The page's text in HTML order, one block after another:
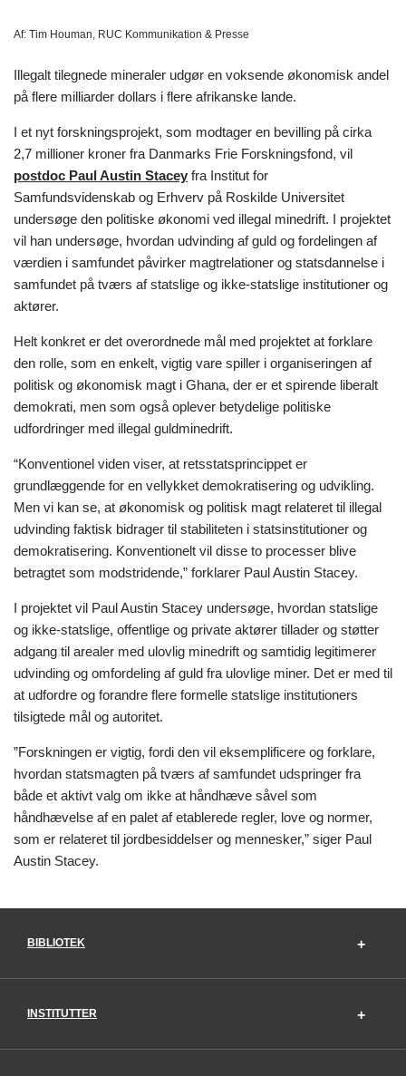
Af: Tim Houman, RUC Kommunikation & Presse
Illegalt tilegnede mineraler udgør en voksende økonomisk andel
på flere milliarder dollars i flere afrikanske lande.
I et nyt forskningsprojekt, som modtager en bevilling på cirka
2,7 millioner kroner fra Danmarks Frie Forskningsfond, vil
postdoc Paul Austin Stacey fra Institut for
Samfundsvidenskab og Erhverv på Roskilde Universitet
undersøge den politiske økonomi ved illegal minedrift. I projektet
vil han undersøge, hvordan udvinding af guld og fordelingen af
værdien i samfundet påvirker magtrelationer og statsdannelse i
samfundet på tværs af statslige og ikke-statslige institutioner og
aktører.
Helt konkret er det overordnede mål med projektet at forklare
den rolle, som en enkelt, vigtig vare spiller i organiseringen af
politisk og økonomisk magt i Ghana, der er et spirende liberalt
demokrati, men som også oplever betydelige politiske
udfordringer med illegal guldminedrift.
“Konventionel viden viser, at retsstatsprincippet er
grundlæggende for en vellykket demokratisering og udvikling.
Men vi kan se, at økonomisk og politisk magt relateret til illegal
udvinding faktisk bidrager til stabiliteten i statsinstitutioner og
demokratisering. Konventionelt vil disse to processer blive
betragtet som modstridende,” forklarer Paul Austin Stacey.
I projektet vil Paul Austin Stacey undersøge, hvordan statslige
og ikke-statslige, offentlige og private aktører tillader og støtter
adgang til arealer med ulovlig minedrift og samtidig legitimerer
udvinding og omfordeling af guld fra ulovlige miner. Det er med til
at udfordre og forandre flere formelle statslige institutioners
tilsigtede mål og autoritet.
”Forskningen er vigtig, fordi den vil eksemplificere og forklare,
hvordan statsmagten på tværs af samfundet udspringer fra
både et aktivt valg om ikke at håndhæve såvel som
håndhævelse af en palet af etablerede regler, love og normer,
som er relateret til jordbesiddelser og mennesker,” siger Paul
Austin Stacey.
BIBLIOTEK
INSTITUTTER